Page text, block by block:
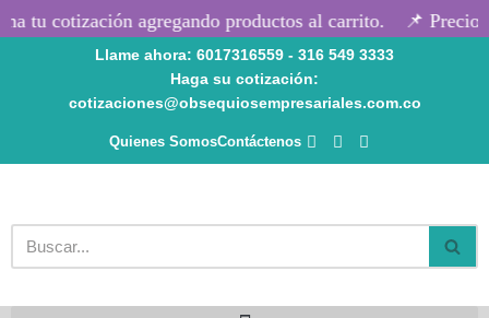
contenido
tu cotización agregando productos al carrito. 📌
Llame ahora: 6017316559 - 316 549 3333
Haga su cotización:
cotizaciones@obsequiosempresariales.com.co
Quienes SomosContáctenos